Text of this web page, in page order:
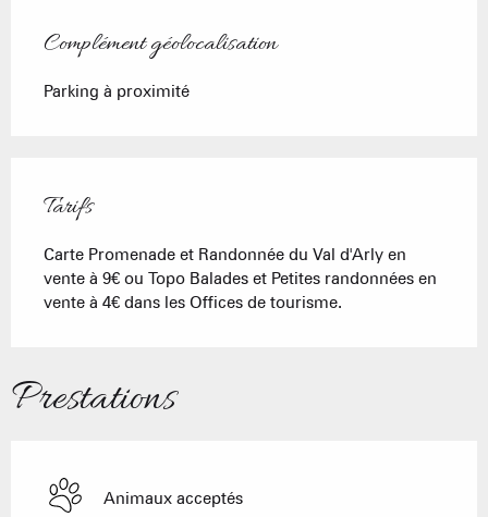
Complément géolocalisation
Complément géolocalisation
Parking à proximité
Tarifs
Carte Promenade et Randonnée du Val d'Arly en
vente à 9€ ou Topo Balades et Petites randonnées en
vente à 4€ dans les Offices de tourisme.
Prestations
Animaux acceptés